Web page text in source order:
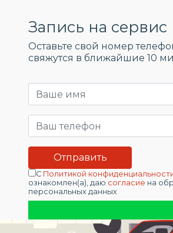
Запись на сервис
Оставьте свой номер
свяжутся в ближайшие 10
С Политикой
ознакомлен(а), даю согласие на
персональных данных